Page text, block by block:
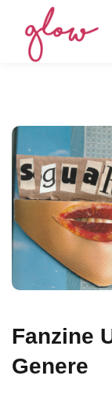
Fanzine
Genere